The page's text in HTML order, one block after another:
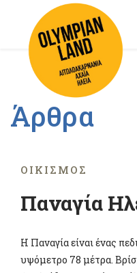
Άρθρα
ΟΙΚΙΣΜΌΣ
Παναγία
Η Παναγία είναι ένας
υψόμετρο 78 μέτρα.